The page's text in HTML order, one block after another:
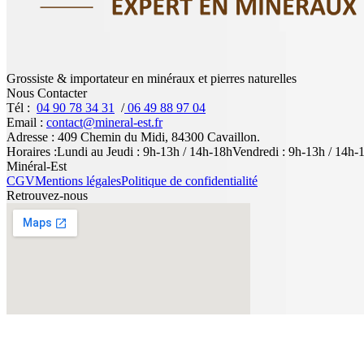
Grossiste & importateur en minéraux et pierres naturelles
Nous Contacter
Tél : 04 90 78 34 31 /06 49 88 97 04
Email : contact@mineral-est.fr
Adresse : 409 Chemin du Midi, 84300 Cavaillon.
Horaires :Lundi au Jeudi : 9h-13h / 14h-18hVendredi : 9h-13h / 14h-
Minéral-Est
CGVMentions légalesPolitique de confidentialité
Retrouvez-nous